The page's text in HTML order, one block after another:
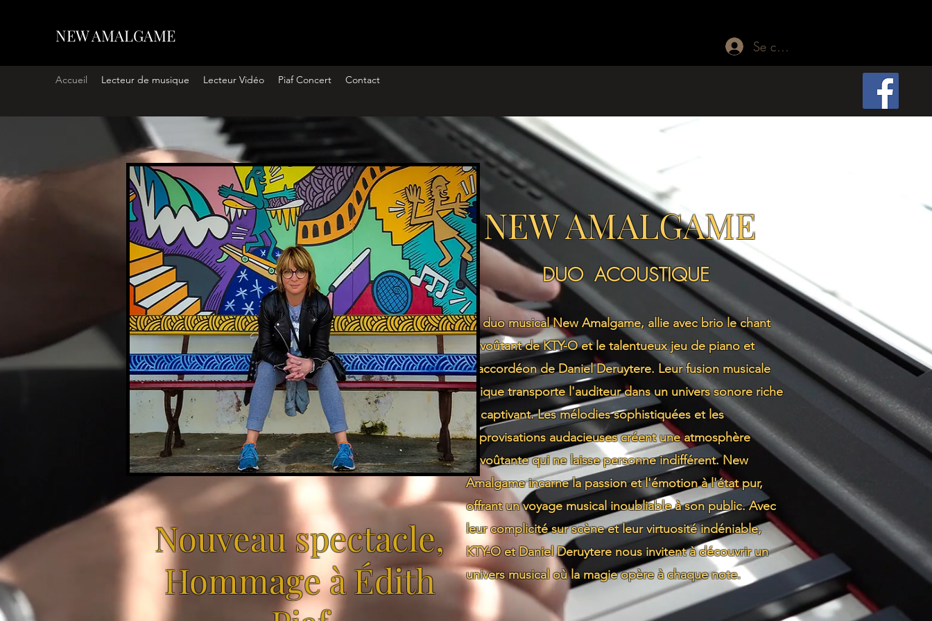
NEW AMALGAME
Accueil Lecteur de musique Lecteur Vidéo Piaf Concert Contact
Se connecter
Nouveau spectacle,
Hommage à Édith
NEW AMALGAME
DUO ACOUSTIQUE
Le duo musical New Amalgame, allie avec brio le chant
envoûtant de KTY-O et le talentueux jeu de piano et
d'accordéon de Daniel Deruytere. Leur fusion musicale
unique transporte l'auditeur dans un univers sonore riche
et captivant. Les mélodies sophistiquées et les
improvisations audacieuses créent une atmosphère
envoûtante qui ne laisse personne indifférent. New
Amalgame incarne la passion et l'émotion à l'état pur,
offrant un voyage musical inoubliable à son public. Avec
leur complicité sur scène et leur virtuosité indéniable,
KTY-O et Daniel Deruytere nous invitent à découvrir un
univers musical où la magie opère à chaque note.